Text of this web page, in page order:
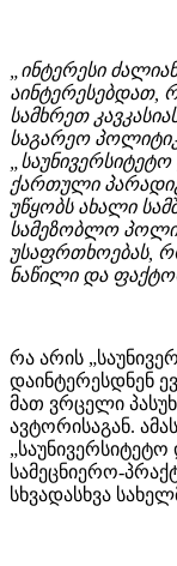
„ინტერესი
აინტერესებდათ,
სამხრეთ
საგარეო
ქართული
უწყობს ახალი
სამეზობლო
უსაფრთხოებას,
ნაწილი და
რა არის
დაინტერესდნენ
მათ ვრცელი
ავტორისაგან.
სამეცნიერო-
სხვადასხვა